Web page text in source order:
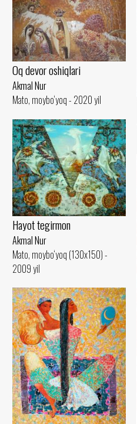
Oq devor oshiqlari
Akmal Nur
Mato, moybo‘yoq - 2020 yil
Hayot tegirmon
Akmal Nur
Mato, moybo‘yoq (130x150) -
2009 yil